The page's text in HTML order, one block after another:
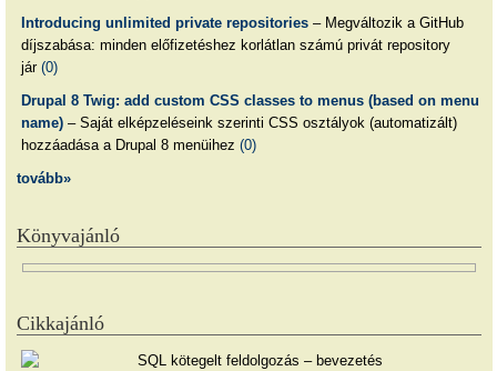
Introducing unlimited private repositories– Megváltozik a GitHub
díjszabása: minden előfizetéshez korlátlan számú privát repository
jár (0)
Drupal 8 Twig: add custom CSS classes to menus (based on menu
name)– Saját elképzeléseink szerinti CSS osztályok (automatizált)
hozzáadása a Drupal 8 menüihez (0)
tovább»
Könyvajánló
Cikkajánló